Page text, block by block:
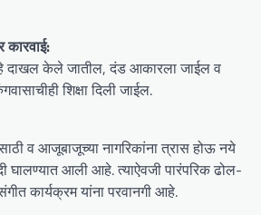
कारवाई:
दाखल केले जातील, दंड आकारला जाईल व
शिक्षा दिली जाईल.
व आजूबाजूच्या नागरिकांना त्रास होऊ नये
घालण्यात आली आहे. त्याऐवजी पारंपरिक ढोल-
कार्यक्रम यांना परवानगी आहे.